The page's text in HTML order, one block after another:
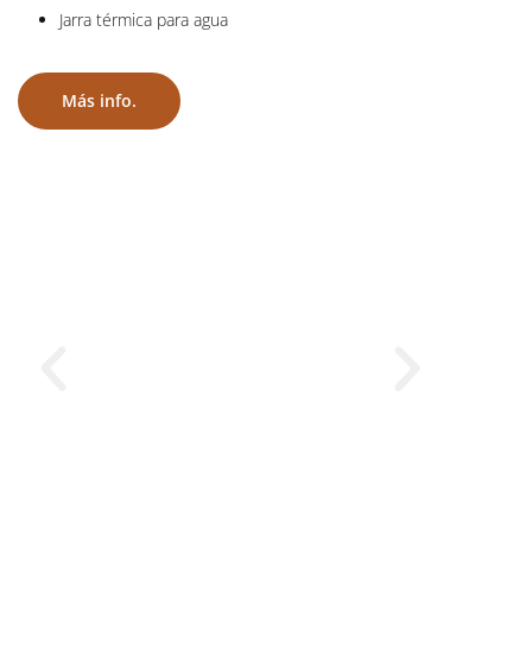
Jarra térmica para agua
Más info.